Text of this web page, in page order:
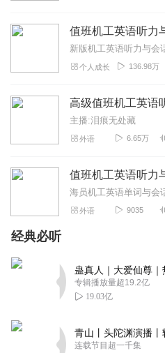
听友254951712
我听听很棒棒！也很有收获
值班机工英语听力
个人成长 136.98万
高级值班机工英语
主播:泪痕无处藏
外语 6.65万
值班机工英语听力
海员机工英语单词与会
外语 9035
经典必听
专辑播放量超19.2亿
19.03亿
连载节目超一千集